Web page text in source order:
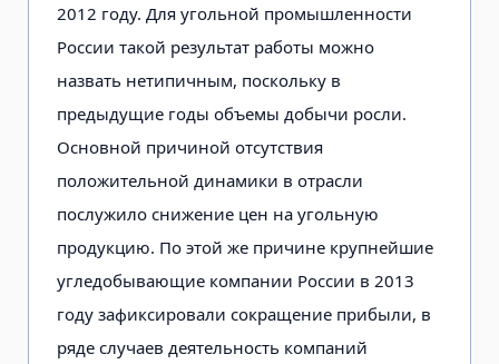
2012 году. Для угольной промышленности
России такой результат работы можно
назвать нетипичным, поскольку в
предыдущие годы объемы добычи росли.
Основной причиной отсутствия
положительной динамики в отрасли
послужило снижение цен на угольную
продукцию. По этой же причине крупнейшие
угледобывающие компании России в 2013
году зафиксировали сокращение прибыли, в
ряде случаев деятельность компаний